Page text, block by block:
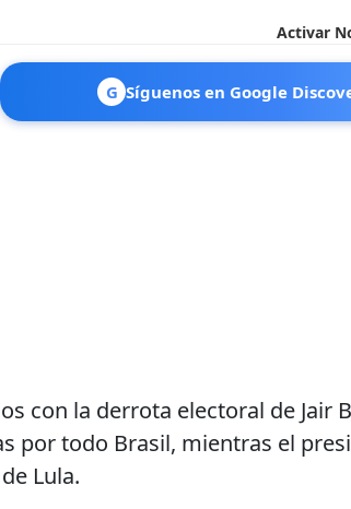
Activar
G Síguenos en Google
con la derrota electoral de Jair
por todo Brasil, mientras el
Lula.